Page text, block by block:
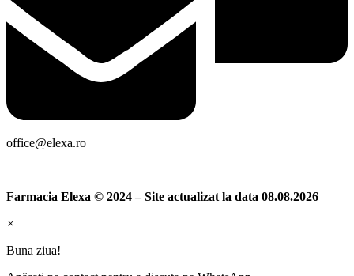
office@elexa.ro
Farmacia Elexa © 2024 – Site actualizat la data 08.08.2026
×
Buna ziua!